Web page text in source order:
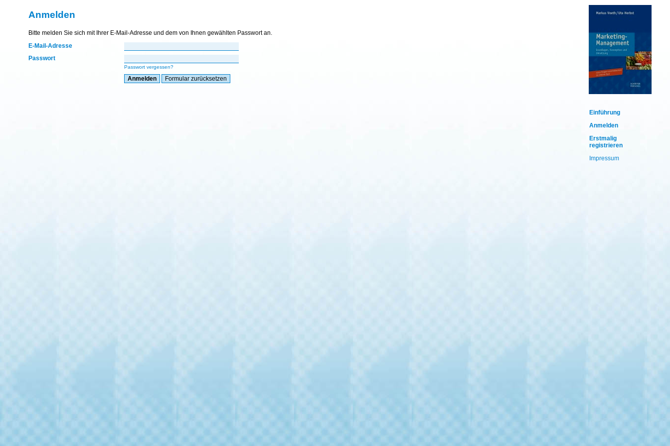
Einführung
Anmelden
Erstmalig
registrieren
Impressum
Anmelden
Bitte melden Sie sich mit Ihrer E-Mail-Adresse und dem von Ihnen gewählten Passwort an.
E-Mail-Adresse
Passwort
Passwort vergessen?